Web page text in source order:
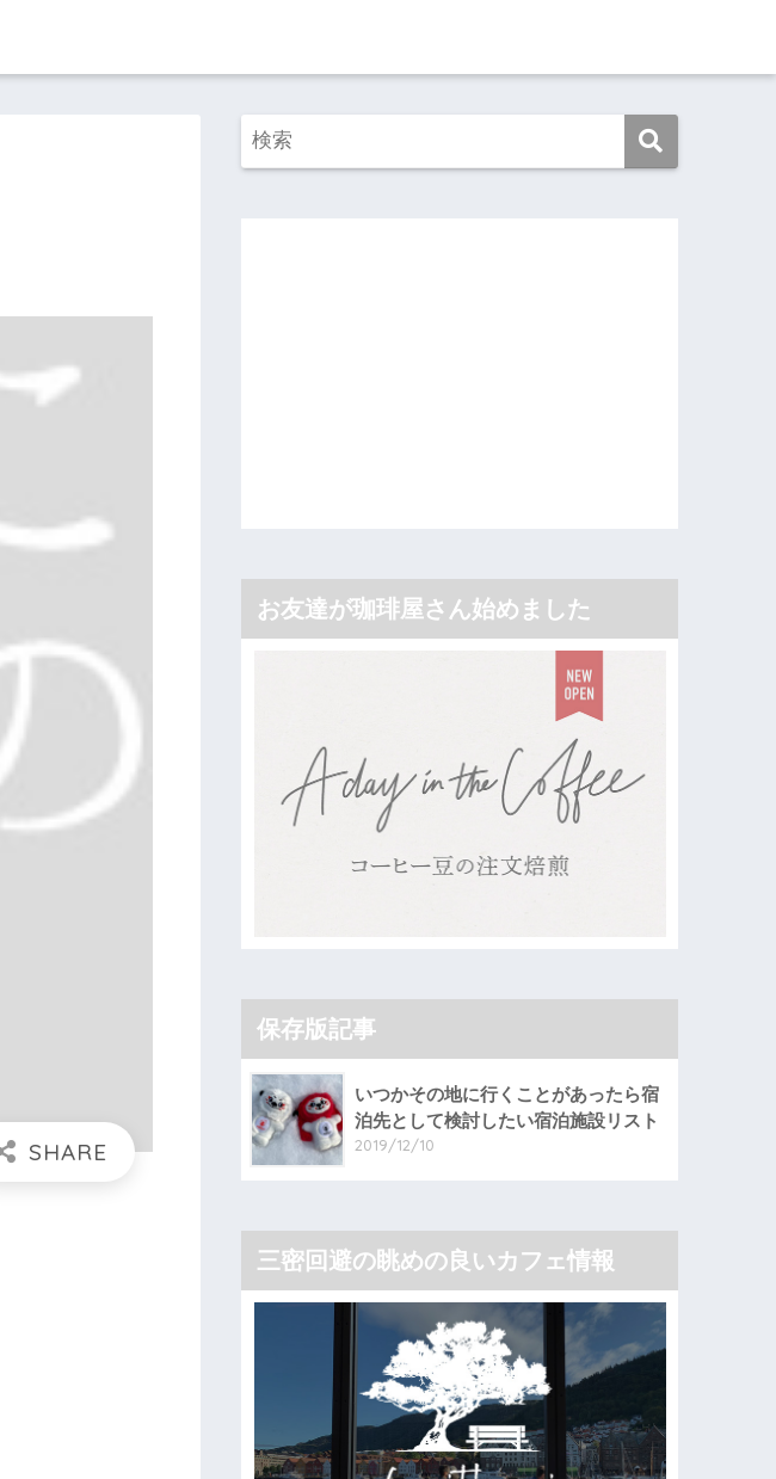
お友達が珈琲屋さん始めました
保存版記事
いつかその地に行くことがあったら宿
泊先として検討したい宿泊施設リスト
2019/12/10
三密回避の眺めの良いカフェ情報